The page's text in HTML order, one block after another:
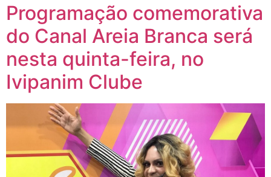
Programação comemorativa
do Canal Areia Branca será
nesta quinta-feira, no
Ivipanim Clube